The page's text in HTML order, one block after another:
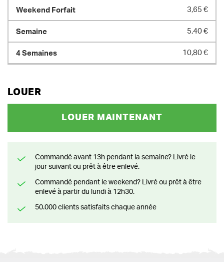
3,65 €
5,40 €
10,80 €
LOUER
LOUER MAINTENANT
Commandé avant 13h pendant la semaine? Livré le
jour suivant ou prêt à être enlevé.
Commandé pendant le weekend? Livré ou prêt à être
enlevé à partir du lundi à 12h30.
50.000 clients satisfaits chaque année